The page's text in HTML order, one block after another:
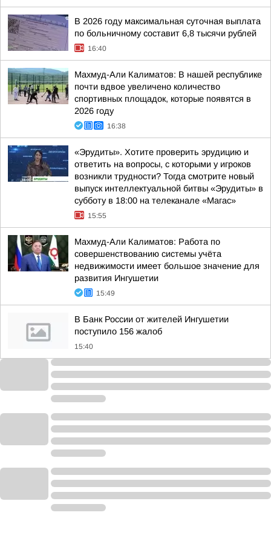
В 2026 году максимальная суточная выплата
по больничному составит 6,8 тысячи рублей
16:40
Махмуд-Али Калиматов: В нашей республике
почти вдвое увеличено количество
спортивных площадок, которые появятся в
2026 году
16:38
«Эрудиты». Хотите проверить эрудицию и
ответить на вопросы, с которыми у игроков
возникли трудности? Тогда смотрите новый
выпуск интеллектуальной битвы «Эрудиты» в
субботу в 18:00 на телеканале «Магас»
15:55
Махмуд-Али Калиматов: Работа по
совершенствованию системы учёта
недвижимости имеет большое значение для
развития Ингушетии
15:49
В Банк России от жителей Ингушетии
поступило 156 жалоб
15:40